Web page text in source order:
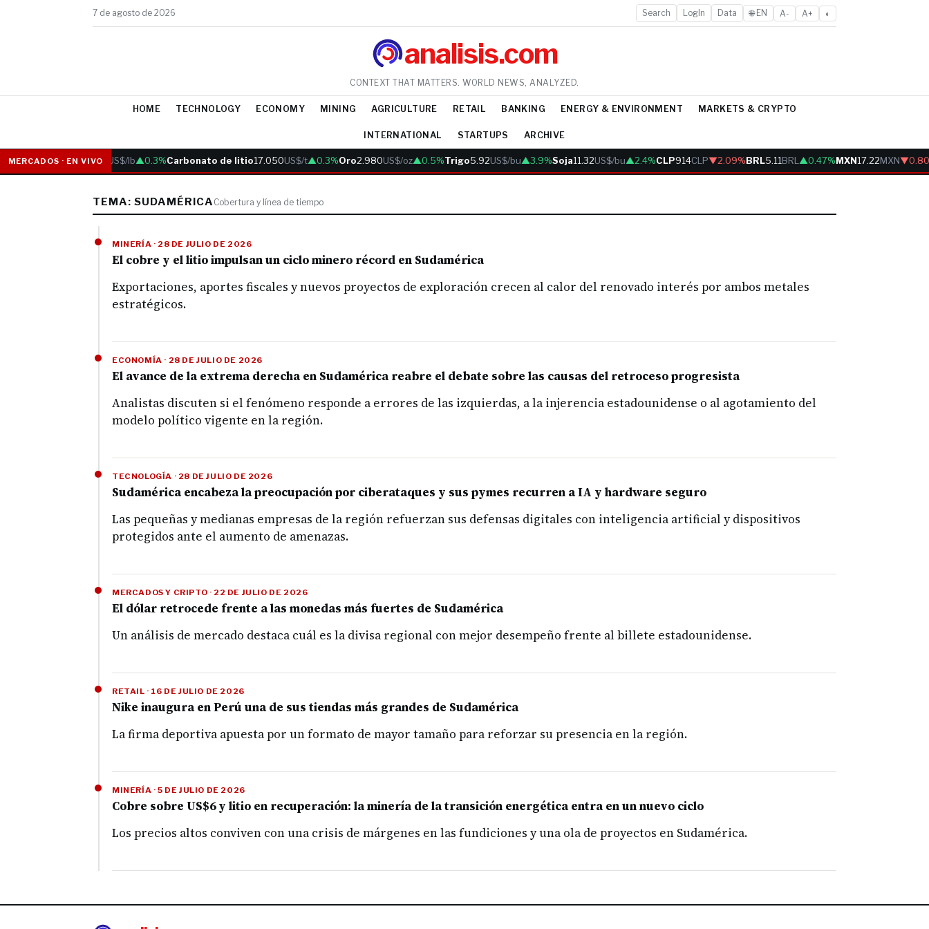
7 de agosto de 2026 Search LogIn Data 🌐 EN A- A+ ◐
analisis.com
CONTEXT THAT MATTERS. WORLD NEWS, ANALYZED.
HOME TECHNOLOGY ECONOMY MINING AGRICULTURE RETAIL BANKING ENERGY & ENVIRONMENT MARKETS & CRYPTO
INTERNATIONAL STARTUPS ARCHIVE
MERCADOS · EN VIVO
Cobre6.05 US$/lb▲0.3%Carbonato de litio17.050US$/t▲0.3%Oro2.980US$/oz▲0.5%Trigo5.92US$/bu▲3.9%Soja11.32US$/bu▲2.4%CLP914CLP▼2.09%BRL5.11BRL▲0.47%MXN17.22MXN
TEMA: SUDAMÉRICA Cobertura y línea de tiempo
MINERÍA · 28 DE JULIO DE 2026
El cobre y el litio impulsan un ciclo minero récord en Sudamérica
Exportaciones, aportes fiscales y nuevos proyectos de exploración crecen al calor del renovado interés por ambos metales
estratégicos.
ECONOMÍA · 28 DE JULIO DE 2026
El avance de la extrema derecha en Sudamérica reabre el debate sobre las causas del retroceso progresista
Analistas discuten si el fenómeno responde a errores de las izquierdas, a la injerencia estadounidense o al agotamiento del
modelo político vigente en la región.
TECNOLOGÍA · 28 DE JULIO DE 2026
Sudamérica encabeza la preocupación por ciberataques y sus pymes recurren a IA y hardware seguro
Las pequeñas y medianas empresas de la región refuerzan sus defensas digitales con inteligencia artificial y dispositivos
protegidos ante el aumento de amenazas.
MERCADOS Y CRIPTO · 22 DE JULIO DE 2026
El dólar retrocede frente a las monedas más fuertes de Sudamérica
Un análisis de mercado destaca cuál es la divisa regional con mejor desempeño frente al billete estadounidense.
RETAIL · 16 DE JULIO DE 2026
Nike inaugura en Perú una de sus tiendas más grandes de Sudamérica
La firma deportiva apuesta por un formato de mayor tamaño para reforzar su presencia en la región.
MINERÍA · 5 DE JULIO DE 2026
Cobre sobre US$6 y litio en recuperación: la minería de la transición energética entra en un nuevo ciclo
Los precios altos conviven con una crisis de márgenes en las fundiciones y una ola de proyectos en Sudamérica.